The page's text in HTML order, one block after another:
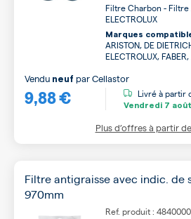
Filtre Charbon -
ELECTROLUX
Marques
ARISTON, DE
ELECTROLUX, FABER,
9,88 €
Vendu neuf parCellastor
Livré à partir
Vendredi 7 août
Plus d’offres à partir de
Filtre antigraisse avec indic. de
970mm
Ref. produit :